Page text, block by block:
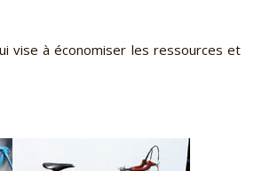
vise à économiser les ressources et